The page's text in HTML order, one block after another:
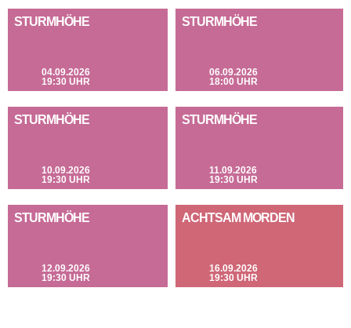
STURMHÖHE
04.09.2026
19:30 UHR
STURMHÖHE
06.09.2026
18:00 UHR
STURMHÖHE
10.09.2026
19:30 UHR
STURMHÖHE
11.09.2026
19:30 UHR
STURMHÖHE
12.09.2026
19:30 UHR
ACHTSAM MORDEN
16.09.2026
19:30 UHR